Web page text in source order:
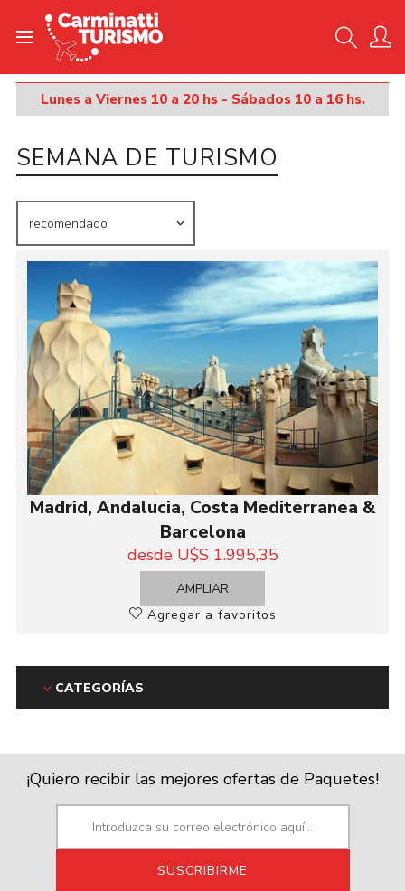
Inicio
Lunes a Viernes 10 a 20 hs - Sábados 10 a 16 hs.
SEMANA DE TURISMO
Madrid, Andalucia, Costa Mediterranea &
Barcelona
desde U$S 1.995,35
AMPLIAR
Agregar a favoritos
CATEGORÍAS
¡Quiero recibir las mejores ofertas de Paquetes!